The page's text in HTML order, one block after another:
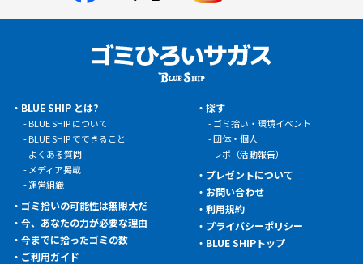
BLUE SHIP とは?
BLUE SHIP について
BLUE SHIP でできること
よくある質問
メディア掲載
運営組織
ゴミ拾いの可能性は無限大だ
今、あなたの力が必要な理由
今までに拾ったゴミの数
ご利用ガイド
探す
ゴミ拾い・環境イベント
団体・個人
レポ（活動報告）
プレゼントについて
お問い合わせ
利用規約
プライバシーポリシー
BLUE SHIPトップ